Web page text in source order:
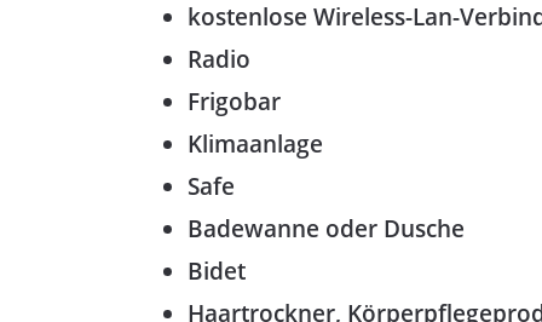
kostenlose Wireless-Lan-
Radio
Frigobar
Klimaanlage
Safe
Badewanne oder Dusche
Bidet
Haartrockner,